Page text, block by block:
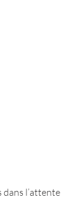
dans l’attente